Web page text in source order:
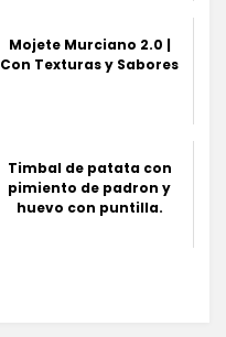
Mojete Murciano 2.0 |
Con Texturas y Sabores
Timbal de patata con
pimiento de padron y
huevo con puntilla.